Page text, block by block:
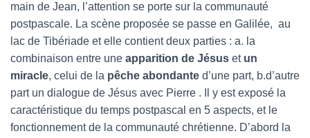
main de Jean, l’attention se porte sur la communauté
postpascale. La scène proposée se passe en Galilée, au
lac de Tibériade et elle contient deux parties : a. la
combinaison entre une apparition de Jésus et un
miracle, celui de la pêche abondante d’une part, b.d’autre
part un dialogue de Jésus avec Pierre . Il y est exposé la
caractéristique du temps postpascal en 5 aspects, et le
fonctionnement de la communauté chrétienne. D’abord la